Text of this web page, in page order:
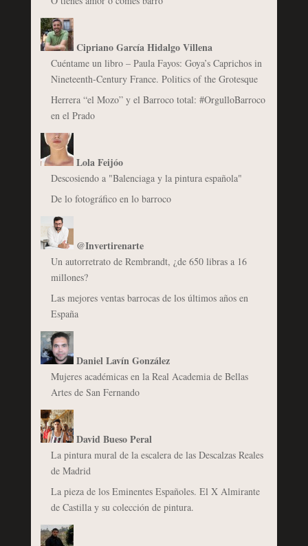
Cipriano García Hidalgo Villena
Cuéntame un libro – Paula Fayos: Goya’s Caprichos in
Nineteenth-Century France. Politics of the Grotesque
Herrera “el Mozo” y el Barroco total: #OrgulloBarroco
en el Prado
Lola Feijóo
Descosiendo a "Balenciaga y la pintura española"
De lo fotográfico en lo barroco
@Invertirenarte
Un autorretrato de Rembrandt, ¿de 650 libras a 16
millones?
Las mejores ventas barrocas de los últimos años en
España
Daniel Lavín González
Mujeres académicas en la Real Academia de Bellas
Artes de San Fernando
David Bueso Peral
La pintura mural de la escalera de las Descalzas Reales
de Madrid
La pieza de los Eminentes Españoles. El X Almirante
de Castilla y su colección de pintura.